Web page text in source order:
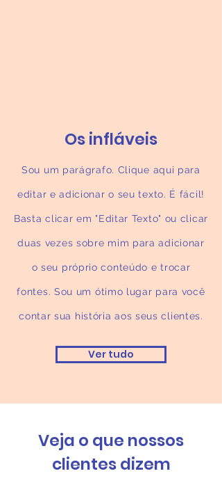
Os infláveis
Sou um parágrafo. Clique aqui para
editar e adicionar o seu texto. É fácil!
Basta clicar em "Editar Texto" ou clicar
duas vezes sobre mim para adicionar
o seu próprio conteúdo e trocar
fontes. Sou um ótimo lugar para você
contar sua história aos seus clientes.
Ver tudo
Veja o que nossos
clientes dizem